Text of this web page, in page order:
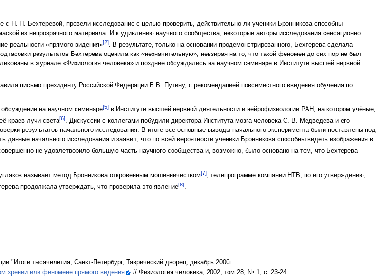
с Н. П. Бехтеревой, провели исследование с целью проверить, действительно ли ученики Бронникова способны
из непрозрачного материала. И к удивлению научного сообщества, некоторые авторы исследования сенсационно
реальности «прямого видения»[2]. В результате, только на основании продемонстрированного, Бехтерева сделала
результатов Бехтерева оценила как «незначительную», невзирая на то, что такой феномен до сих пор не был
в журнале «Физиология человека» и позднее обсуждались на научном семинаре в Институте высшей нервной
письмо президенту Российской Федерации В.В. Путину, с рекомендацией повсеместного введения обучения по
на научном семинаре[5]в Институте высшей нервной деятельности и нейрофизиологии РАН, на котором учёные,
краев лучи света[6]. Дискуссии с коллегами побудили директора Института мозга человека С. В. Медведева и его
результатов начального исследования. В итоге все основные выводы начального эксперимента были поставлены под
данные начального исследования и заявил, что по всей вероятности ученики Бронникова способны видеть изображения в
не удовлетворило большую часть научного сообщества и, возможно, было основано на том, что Бехтерева
называет метод Бронникова откровенным мошенничеством[7], телепрограмме компании НТВ, по его утверждению,
продолжала утверждать, что проверила это явление[8].
тысячелетия, Санкт-Петербург, Таврический дворец, декабрь 2000г.
зрении или феномене прямого видения // Физиология человека, 2002, том 28, № 1, с. 23-24.